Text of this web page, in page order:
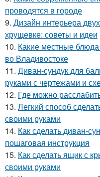
проводятся в городе
9. Дизайн интерьера
хрущевке: советы и идеи
10. Какие местные
во Владивостоке
11. Диван-сундук для
руками с чертежами и
12. Где можно
13. Легкий способ
своими руками
14. Как сделать диван-
пошаговая инструкция
15. Как сделать ящик с
своими руками